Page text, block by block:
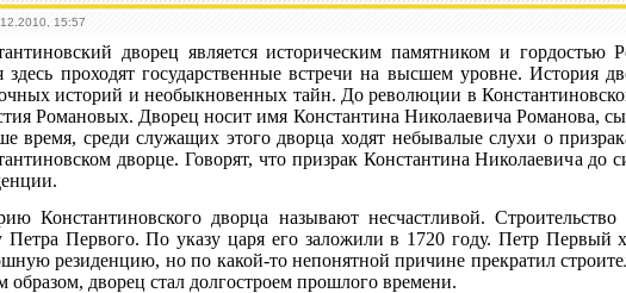
15:57
дворец является историческим памятником и гордостью
здесь проходят государственные встречи на высшем уровне. История
историй и необыкновенных тайн. До революции в
Романовых. Дворец носит имя Константина Николаевича Романова,
время, среди служащих этого дворца ходят небывалые слухи о
дворце. Говорят, что призрак Константина Николаевича до
Константиновского дворца называют несчастливой.
Петра Первого. По указу царя его заложили в 1720 году. Петр Первый
резиденцию, но по какой-то непонятной причине прекратил
образом, дворец стал долгостроем прошлого времени.